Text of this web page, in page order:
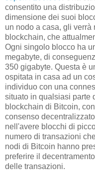
consentito una
dimensione dei suoi
un nodo a casa, gli
blockchain, che
Ogni singolo blocco ha
megabyte, di
350 gigabyte. Questa è
ospitata in casa ad un
individuo con una
situato in qualsiasi parte
blockchain di Bitcoin,
consenso
nell'avere blocchi di
numero di transazioni
nodi di Bitcoin hanno
preferire il
delle transazioni.